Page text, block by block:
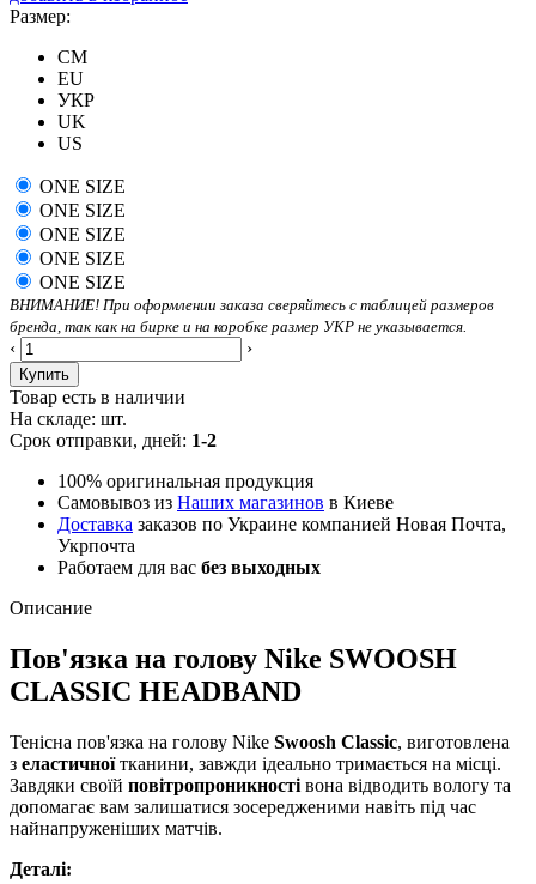
Размер:
CM
EU
УКР
UK
US
ONE SIZE
ONE SIZE
ONE SIZE
ONE SIZE
ONE SIZE
ВНИМАНИЕ! При оформлении заказа сверяйтесь с таблицей размеров
бренда, так как на бирке и на коробке размер УКР не указывается.
‹ ›
Купить
Товар есть в наличии
На складе: шт.
Срок отправки, дней: 1-2
100% оригинальная продукция
Самовывоз из Наших магазинов в Киеве
Доставка заказов по Украине компанией Новая Почта,
Укрпочта
Работаем для вас без выходных
Описание
Пов'язка на голову Nike SWOOSH
CLASSIC HEADBAND
Тенісна пов'язка на голову Nike Swoosh Classic, виготовлена
з еластичноїтканини, завжди ідеально тримається на місці.
Завдяки своїй повітропроникності вона відводить вологу та
допомагає вам залишатися зосередженими навіть під час
найнапруженіших матчів.
Деталі: